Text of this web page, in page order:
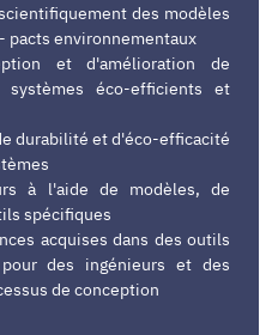
des modèles
pacts environnementaux
et d'amélioration de
éco-efficients et
durabilité et d'éco-efficacité
à l'aide de modèles, de
spécifiques
acquises dans des outils
des ingénieurs et des
de conception